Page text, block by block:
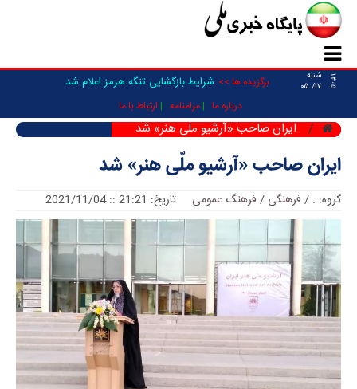
۱۴۰۵
شنبه
۱۷/ ۰۵
برگزیده ها >> _
درباره ما مرامنامه ارتباط با ما
ایران صاحب «آرشیو ملّی هنر» شد
ایران صاحب «آرشیو ملّی هنر» شد
گروه: .
/ فرهنگی / فرهنگ عمومی تاریخ: 21:21 :: 2021/11/04